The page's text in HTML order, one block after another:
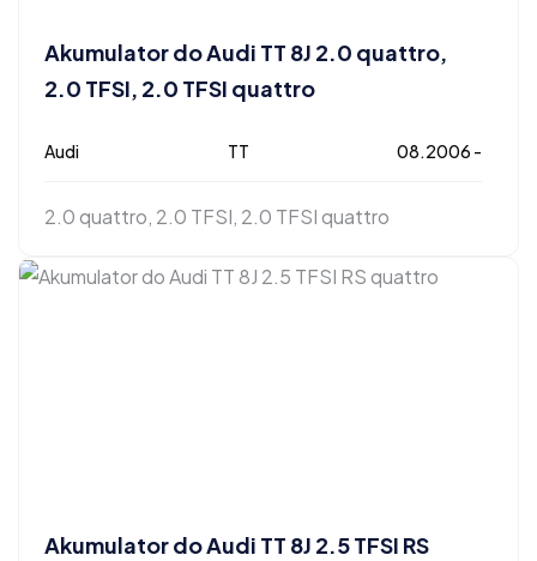
Akumulator do Audi TT 8J 2.0 quattro,
2.0 TFSI, 2.0 TFSI quattro
Audi TT 08.2006 -
2.0 quattro, 2.0 TFSI, 2.0 TFSI quattro
Akumulator do Audi TT 8J 2.5 TFSI RS